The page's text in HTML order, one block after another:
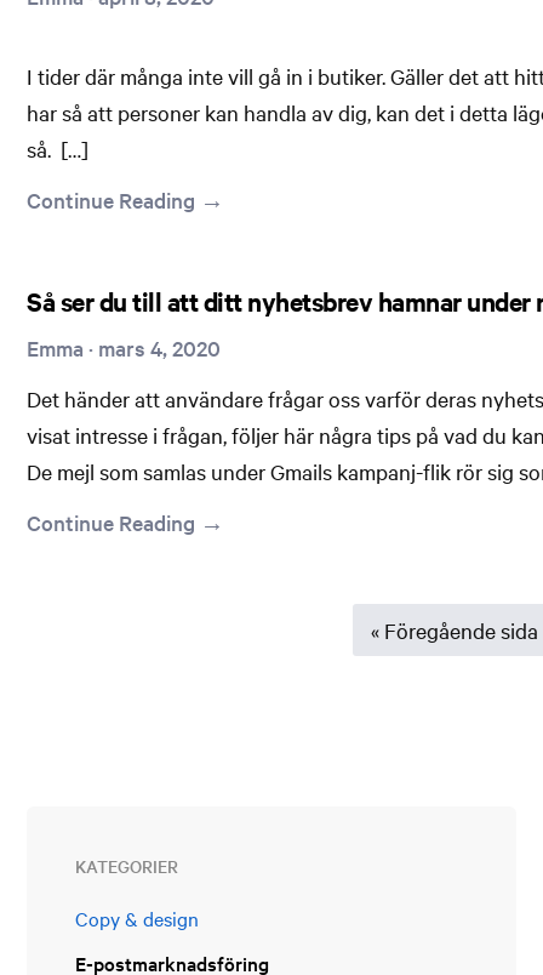
I tider där många inte vill gå in i butiker. Gäller det att
har så att personer kan handla av dig, kan det i detta
så. […]
Continue Reading →
Så ser du till att ditt nyhetsbrev hamnar
Emma · mars 4, 2020
Det händer att användare frågar oss varför deras
visat intresse i frågan, följer här några tips på vad du
De mejl som samlas under Gmails kampanj-flik rör sig
Continue Reading →
« Go
Föregående sida
KATEGORIER
Copy & design
E-postmarknadsföring